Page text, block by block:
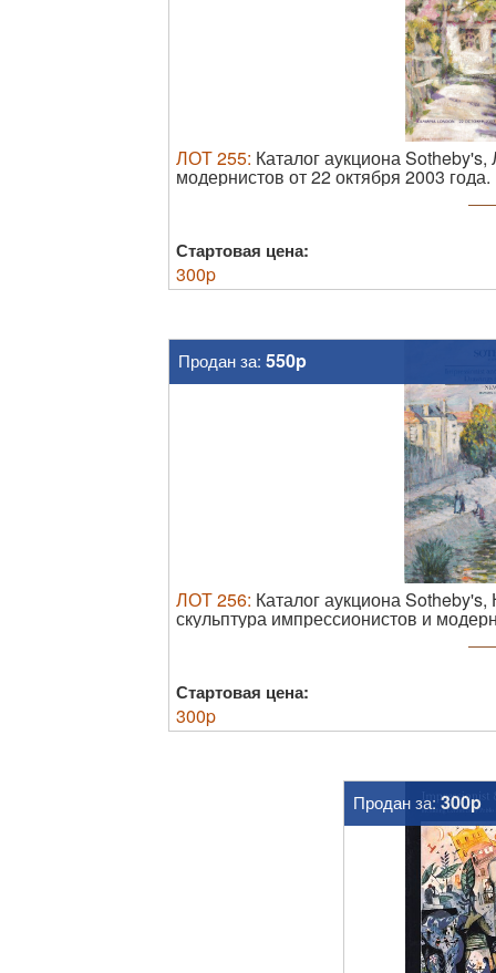
ЛОТ255: Каталог аукциона
модернистов от 22 октября 2003 года.
Стартовая цена:
300p
Продан за: 550p
ЛОТ256: Каталог аукциона
скульптура импрессионистов и
Стартовая цена:
300p
Продан за: 300p